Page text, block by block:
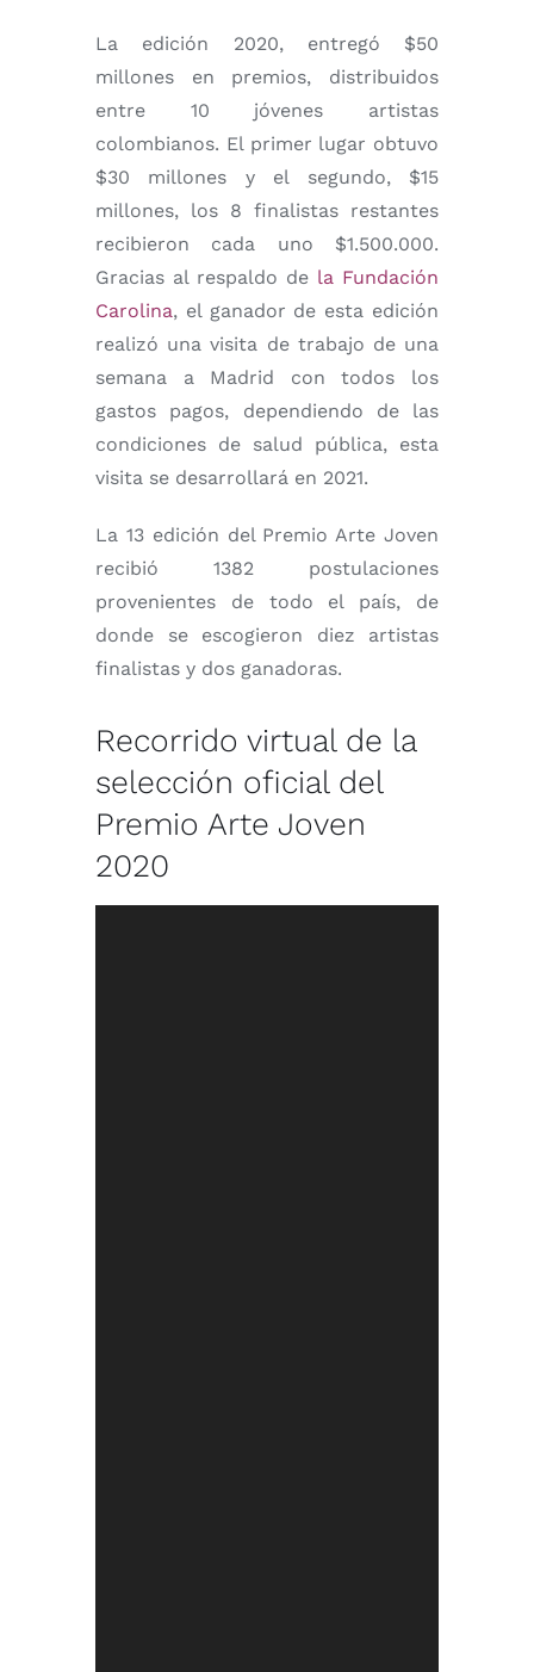
La edición 2020, entregó $50
millones en premios, distribuidos
entre 10 jóvenes artistas
colombianos. El primer lugar obtuvo
$30 millones y el segundo, $15
millones, los 8 finalistas restantes
recibieron cada uno $1.500.000.
Gracias al respaldo de la Fundación
Carolina, el ganador de esta edición
realizó una visita de trabajo de una
semana a Madrid con todos los
gastos pagos, dependiendo de las
condiciones de salud pública, esta
visita se desarrollará en 2021.
La 13 edición del Premio Arte Joven
recibió 1382 postulaciones
provenientes de todo el país, de
donde se escogieron diez artistas
finalistas y dos ganadoras.
Recorrido virtual de la
selección oficial del
Premio Arte Joven
2020